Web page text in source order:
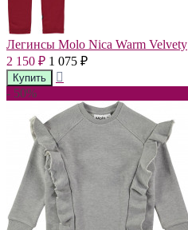
Легинсы Molo Nica Warm Velvety
2 150 ₽ 1 075 ₽
- 50%